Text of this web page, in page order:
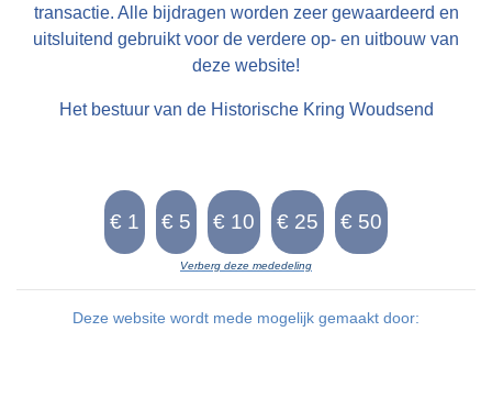
transactie. Alle bijdragen worden zeer gewaardeerd en
uitsluitend gebruikt voor de verdere op- en uitbouw van
deze website!
Het bestuur van de Historische Kring Woudsend
Verberg deze mededeling
Deze website wordt mede mogelijk gemaakt door: